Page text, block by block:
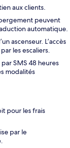
aux clients.
peuvent
automatique.
ascenseur. L’accès
les escaliers.
SMS 48 heures
modalités
pour les frais
par le